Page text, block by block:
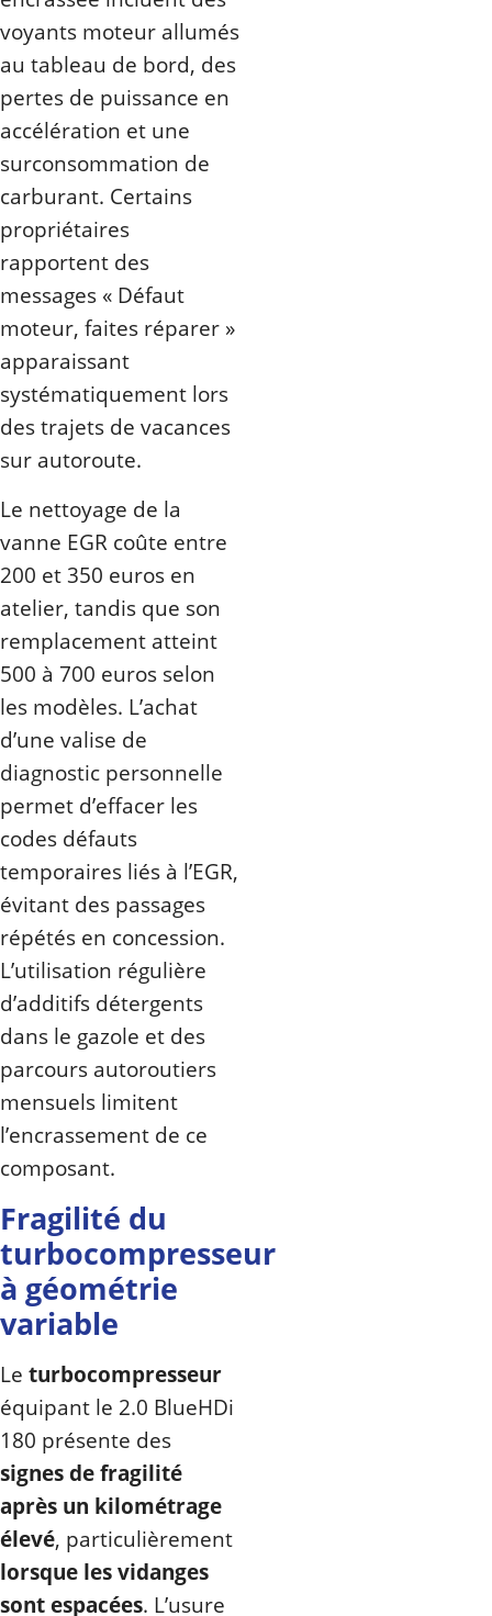
voyants moteur allumés
au tableau de bord, des
pertes de puissance en
accélération et une
surconsommation de
carburant. Certains
propriétaires
rapportent des
messages « Défaut
moteur, faites réparer »
apparaissant
systématiquement lors
des trajets de vacances
sur autoroute.
Le nettoyage de la
vanne EGR coûte entre
200 et 350 euros en
atelier, tandis que son
remplacement atteint
500 à 700 euros selon
les modèles. L’achat
d’une valise de
diagnostic personnelle
permet d’effacer les
codes défauts
temporaires liés à l’EGR,
évitant des passages
répétés en concession.
L’utilisation régulière
d’additifs détergents
dans le gazole et des
parcours autoroutiers
mensuels limitent
l’encrassement de ce
composant.
Fragilité du
turbocompresseur
à géométrie
variable
Le turbocompresseur
équipant le 2.0 BlueHDi
180 présente des
signes de fragilité
après un kilométrage
élevé, particulièrement
lorsque les vidanges
sont espacées. L’usure